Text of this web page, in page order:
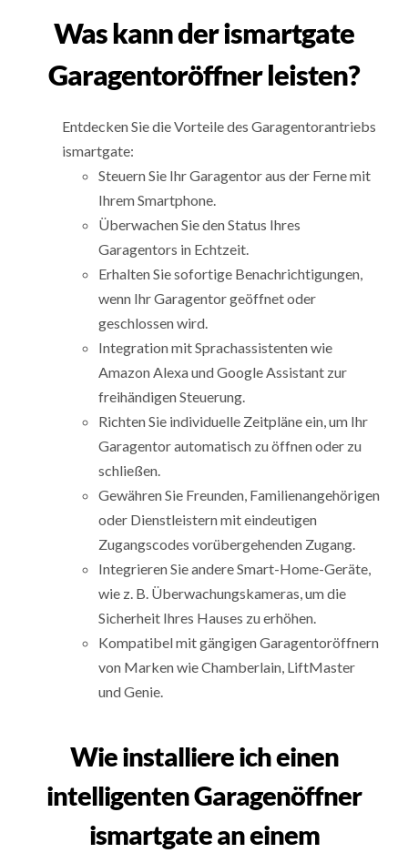
Was kann der ismartgate
Garagentoröffner leisten?
Entdecken Sie die Vorteile des Garagentorantriebs
ismartgate:
Steuern Sie Ihr Garagentor aus der Ferne mit
Ihrem Smartphone.
Überwachen Sie den Status Ihres
Garagentors in Echtzeit.
Erhalten Sie sofortige Benachrichtigungen,
wenn Ihr Garagentor geöffnet oder
geschlossen wird.
Integration mit Sprachassistenten wie
Amazon Alexa und Google Assistant zur
freihändigen Steuerung.
Richten Sie individuelle Zeitpläne ein, um Ihr
Garagentor automatisch zu öffnen oder zu
schließen.
Gewähren Sie Freunden, Familienangehörigen
oder Dienstleistern mit eindeutigen
Zugangscodes vorübergehenden Zugang.
Integrieren Sie andere Smart-Home-Geräte,
wie z. B. Überwachungskameras, um die
Sicherheit Ihres Hauses zu erhöhen.
Kompatibel mit gängigen Garagentoröffnern
von Marken wie Chamberlain, LiftMaster
und Genie.
Wie installiere ich einen
intelligenten Garagenöffner
ismartgate an einem